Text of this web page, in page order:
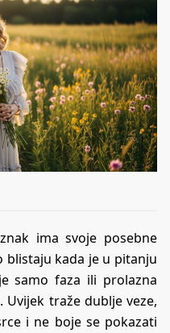
ima svoje posebne
blistaju kada je u pitanju
samo faza ili prolazna
Uvijek traže dublje veze,
i ne boje se pokazati